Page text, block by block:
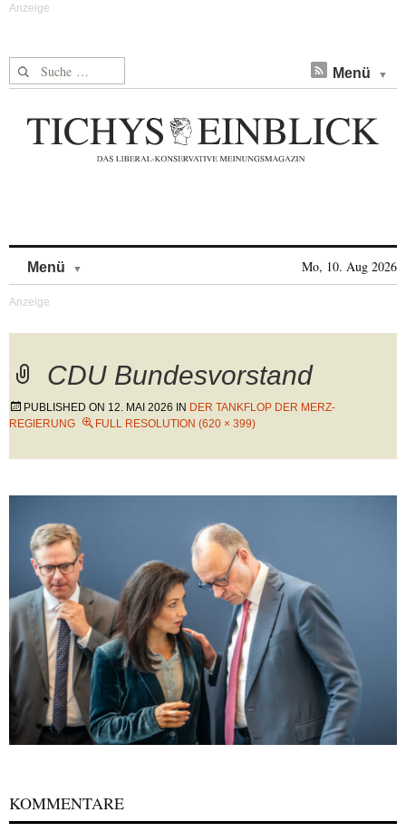
Suche nach: Menü
Menü Mo, 10. Aug 2026
CDU Bundesvorstand
PUBLISHED ON 12. MAI 2026 IN DER TANKFLOP DER MERZ-
REGIERUNG
FULL RESOLUTION (620 × 399)
KOMMENTARE